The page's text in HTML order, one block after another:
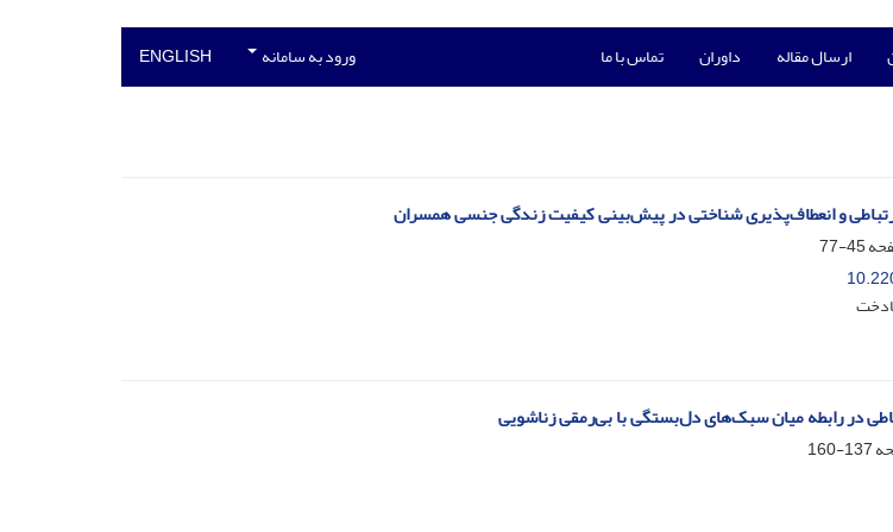
ارسال مقاله داوران تماس با ما ورود به سامانه ENGLISH
و انعطاف‌پذیری شناختی در پیش‌بینی کیفیت زندگی جنسی همسران
45-77
در رابطه میان سبک‌های دل‌بستگی با بی‌رمقی زناشویی
137-160